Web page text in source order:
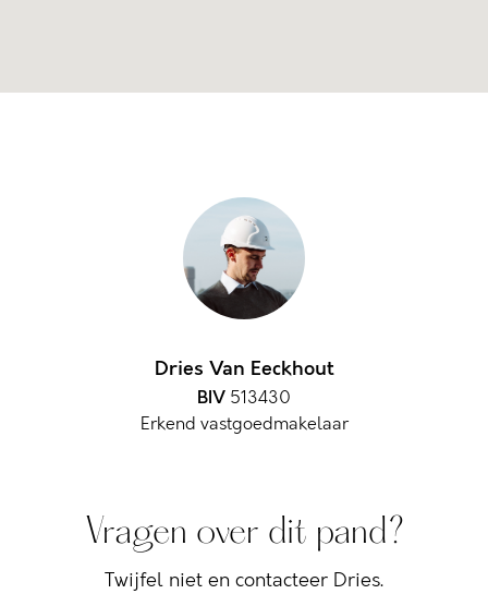
Dries Van Eeckhout
BIV 513430
Erkend vastgoedmakelaar
Vragen over dit pand?
Twijfel niet en contacteer Dries.